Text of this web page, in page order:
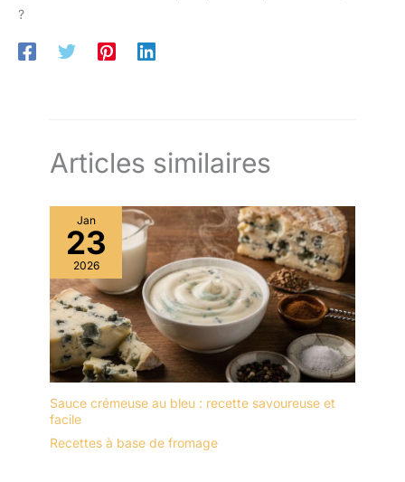
?
Articles similaires
Jan
23
2026
Sauce crémeuse au bleu : recette savoureuse et
facile
Recettes à base de fromage